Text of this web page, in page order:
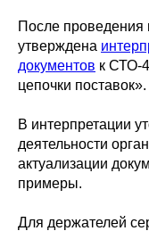
После проведения
утверждена
документов к СТО-
цепочки поставок».
В интерпретации
деятельности
актуализации
примеры.
Для держателей